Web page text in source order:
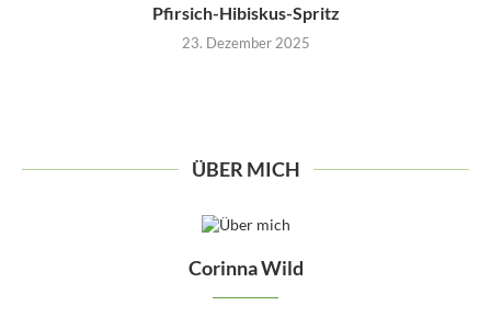
Pfirsich-Hibiskus-Spritz
23. Dezember 2025
ÜBER MICH
Corinna Wild